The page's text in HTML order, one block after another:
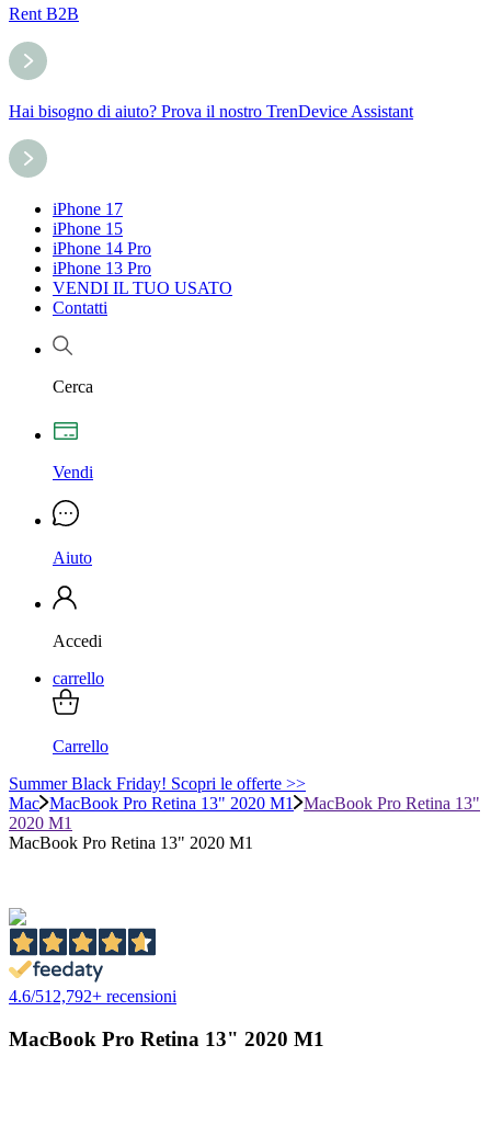
Rent B2B
Hai bisogno di aiuto? Prova il nostro TrenDevice Assistant
iPhone 17
iPhone 15
iPhone 14 Pro
iPhone 13 Pro
VENDI IL TUO USATO
Contatti
Cerca
Vendi
Aiuto
Accedi
carrello
Carrello
Summer Black Friday! Scopri le offerte >>
Mac MacBook Pro Retina 13" 2020 M1
MacBook Pro Retina 13"
2020 M1
MacBook Pro Retina 13" 2020 M1
4.6/512,792+ recensioni
MacBook Pro Retina 13" 2020 M1